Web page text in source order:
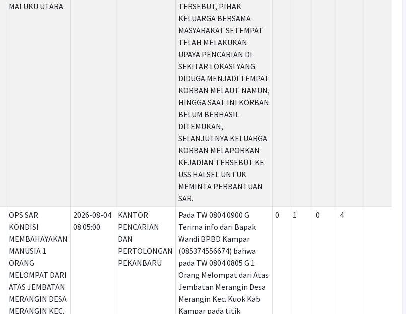
MALUKU UTARA.
TERSEBUT, PIHAK
KELUARGA BERSAMA
MASYARAKAT SETEMPAT
TELAH MELAKUKAN
UPAYA PENCARIAN DI
SEKITAR LOKASI YANG
DIDUGA MENJADI TEMPAT
KORBAN MELAUT. NAMUN,
HINGGA SAAT INI KORBAN
BELUM BERHASIL
DITEMUKAN,
SELANJUTNYA KELUARGA
KORBAN MELAPORKAN
KEJADIAN TERSEBUT KE
USS HALSEL UNTUK
MEMINTA PERBANTUAN
SAR.
OPS SAR
KONDISI
MEMBAHAYAKAN
MANUSIA 1
ORANG
MELOMPAT DARI
ATAS JEMBATAN
MERANGIN DESA
MERANGIN KEC.
2026-08-04
08:05:00
KANTOR
PENCARIAN
DAN
PERTOLONGAN
PEKANBARU
Pada TW 0804 0900 G
Terima info dari Bapak
Wandi BPBD Kampar
(085374556674) bahwa
pada TW 0804 0805 G 1
Orang Melompat dari Atas
Jembatan Merangin Desa
Merangin Kec. Kuok Kab.
Kampar pada titik
0 1 0 4